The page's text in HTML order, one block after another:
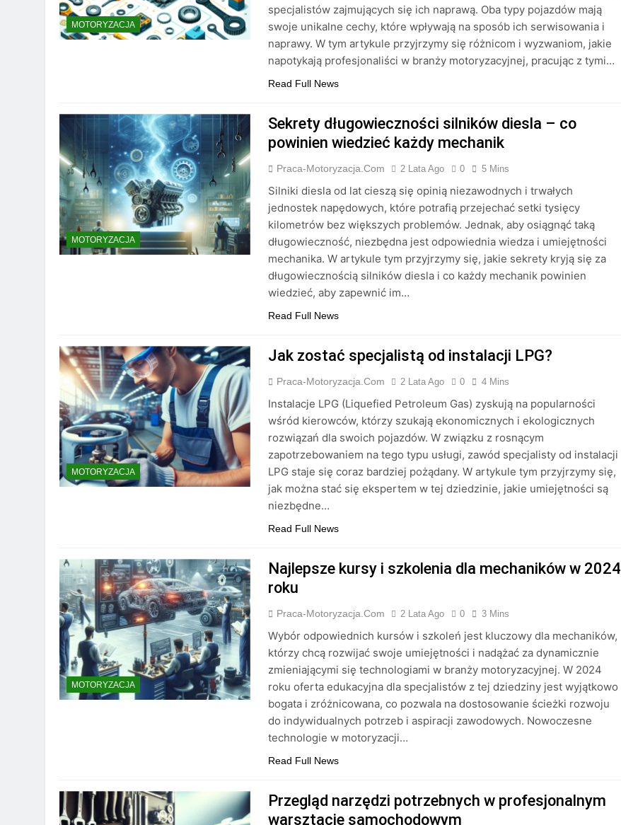
MOTORYZACJA
specjalistów zajmujących się ich naprawą. Oba typy pojazdów mają
swoje unikalne cechy, które wpływają na sposób ich serwisowania i
naprawy. W tym artykule przyjrzymy się różnicom i wyzwaniom, jakie
napotykają profesjonaliści w branży motoryzacyjnej, pracując z tymi…
Read Full News
MOTORYZACJA
Sekrety długowieczności silników diesla – co
powinien wiedzieć każdy mechanik
Praca-Motoryzacja.com 2 Lata Ago 0 5 Mins
Silniki diesla od lat cieszą się opinią niezawodnych i trwałych
jednostek napędowych, które potrafią przejechać setki tysięcy
kilometrów bez większych problemów. Jednak, aby osiągnąć taką
długowieczność, niezbędna jest odpowiednia wiedza i umiejętności
mechanika. W artykule tym przyjrzymy się, jakie sekrety kryją się za
długowiecznością silników diesla i co każdy mechanik powinien
wiedzieć, aby zapewnić im…
Read Full News
MOTORYZACJA
Jak zostać specjalistą od instalacji LPG?
Praca-Motoryzacja.com 2 Lata Ago 0 4 Mins
Instalacje LPG (Liquefied Petroleum Gas) zyskują na popularności
wśród kierowców, którzy szukają ekonomicznych i ekologicznych
rozwiązań dla swoich pojazdów. W związku z rosnącym
zapotrzebowaniem na tego typu usługi, zawód specjalisty od instalacji
LPG staje się coraz bardziej pożądany. W artykule tym przyjrzymy się,
jak można stać się ekspertem w tej dziedzinie, jakie umiejętności są
niezbędne…
Read Full News
MOTORYZACJA
Najlepsze kursy i szkolenia dla mechaników w 2024
roku
Praca-Motoryzacja.com 2 Lata Ago 0 3 Mins
Wybór odpowiednich kursów i szkoleń jest kluczowy dla mechaników,
którzy chcą rozwijać swoje umiejętności i nadążać za dynamicznie
zmieniającymi się technologiami w branży motoryzacyjnej. W 2024
roku oferta edukacyjna dla specjalistów z tej dziedziny jest wyjątkowo
bogata i zróżnicowana, co pozwala na dostosowanie ścieżki rozwoju
do indywidualnych potrzeb i aspiracji zawodowych. Nowoczesne
technologie w motoryzacji…
Read Full News
Przegląd narzędzi potrzebnych w profesjonalnym
warsztacie samochodowym